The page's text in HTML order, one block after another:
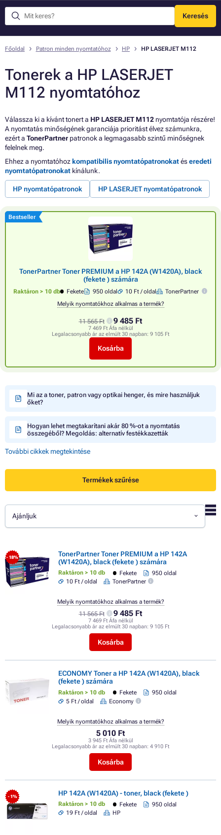
Keresés
Menü
Főoldal Patron minden nyomtatóhoz HP HP LASERJET M112
Tonerek a HP LASERJET
M112 nyomtatóhoz
Válassza ki a kívánt tonert a HP LASERJET M112 nyomtatója részére!
A nyomtatás minőségének garanciája prioritást élvez számunkra,
ezért a TonerPartner patronok a legmagasabb szintű minőségnek
felelnek meg.
Ehhez a nyomtatóhoz kompatibilis nyomtatópatronokatéseredeti
nyomtatópatronokat kínálunk.
HP nyomtatópatronok HP LASERJET nyomtatópatronok
Bestseller
TonerPartner Toner PREMIUM a HP 142A (W1420A), black
(fekete ) számára
Raktáron > 10 db Fekete 950 oldal 10 Ft / oldal
TonerPartner
Melyik nyomtatókhoz alkalmas a termék?
11 565 Ft 9 485 Ft
7 469 Ft Áfa nélkül
Legalacsonyabb ár az elmúlt 30 napban: 9 105 Ft
Kosárba
Mi az a toner, patron vagy optikai henger, és mire használjuk
őket?
Hogyan lehet megtakarítani akár 80 %-ot a nyomtatás
összegéből? Megoldás: alternatív festékkazetták
További cikkek megtekintése
Termékek szűrése
Ajánljuk
- 18%
TonerPartner Toner PREMIUM a HP 142A
(W1420A), black (fekete ) számára
Raktáron > 10 db Fekete
950 oldal
10 Ft / oldal
TonerPartner
11 565 Ft 9 485 Ft
7 469 Ft Áfa nélkül
Legalacsonyabb ár az elmúlt 30 napban: 9 105 Ft
Kosárba
Melyik nyomtatókhoz alkalmas a termék?
ECONOMY Toner a HP 142A (W1420A), black
(fekete ) számára
Raktáron > 10 db Fekete
950 oldal
5 Ft / oldal
Economy
5 010 Ft
3 945 Ft Áfa nélkül
Legalacsonyabb ár az elmúlt 30 napban: 4 910 Ft
Kosárba
Melyik nyomtatókhoz alkalmas a termék?
- 1% HP 142A (W1420A) - toner, black (fekete )
Raktáron > 10 db Fekete
950 oldal
19 Ft / oldal
HP